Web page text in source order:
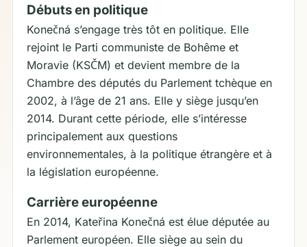
Débuts en politique
Konečná s’engage très tôt en politique. Elle
rejoint le Parti communiste de Bohême et
Moravie (KSČM) et devient membre de la
Chambre des députés du Parlement tchèque en
2002, à l’âge de 21 ans. Elle y siège jusqu’en
2014. Durant cette période, elle s’intéresse
principalement aux questions
environnementales, à la politique étrangère et à
la législation européenne.
Carrière européenne
En 2014, Kateřina Konečná est élue députée au
Parlement européen. Elle siège au sein du